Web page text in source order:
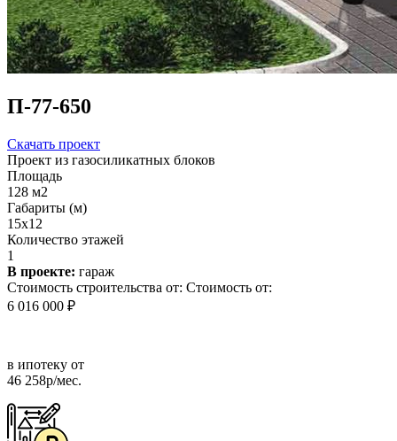
П-77-650
Скачать проект
Проект из газосиликатных блоков
Площадь
128 м2
Габариты (м)
15x12
Количество этажей
1
В проекте: гараж
Стоимость строительства от: Стоимость от:
6 016 000 ₽
в ипотеку от
46 258р/мес.